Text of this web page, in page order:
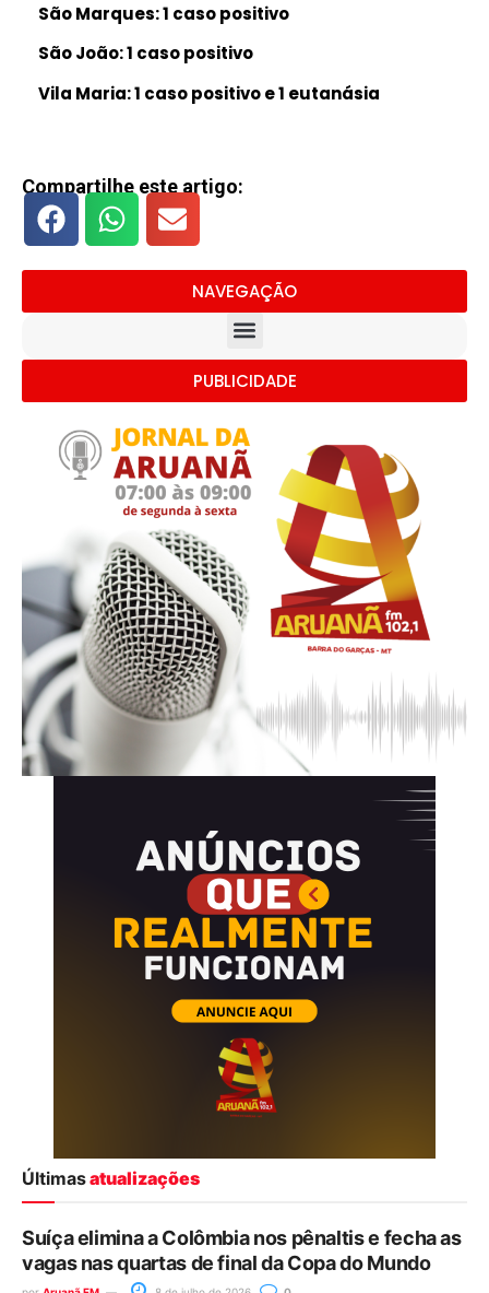
São Marques: 1 caso positivo
São João: 1 caso positivo
Vila Maria: 1 caso positivo e 1 eutanásia
Compartilhe este artigo:
NAVEGAÇÃO
PUBLICIDADE
Últimasatualizações
Suíça elimina a Colômbia nos pênaltis e fecha as
vagas nas quartas de final da Copa do Mundo